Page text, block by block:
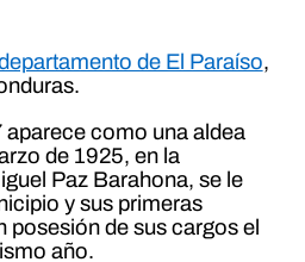
de El Paraíso,
aparece como una aldea
de 1925, en la
Paz Barahona, se le
y sus primeras
posesión de sus cargos el
año.